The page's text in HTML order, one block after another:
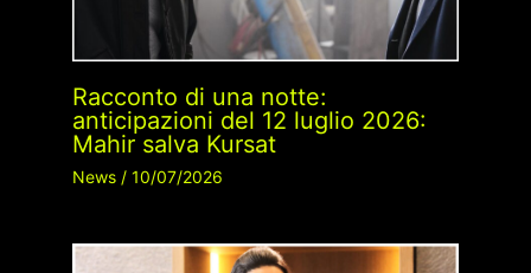
Racconto di una notte:
anticipazioni del 12 luglio 2026:
Mahir salva Kursat
News/ 10/07/2026